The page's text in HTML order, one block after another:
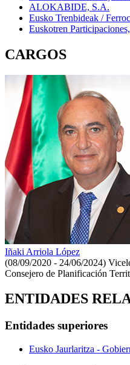
ALOKABIDE, S.A.
Eusko Trenbideak /
Euskotren
CARGOS
Iñaki Arriola López
(08/09/2020 - 24/06/2024)
Consejero de Planificación
ENTIDADES
Entidades superiores
Eusko Jaurlaritza -